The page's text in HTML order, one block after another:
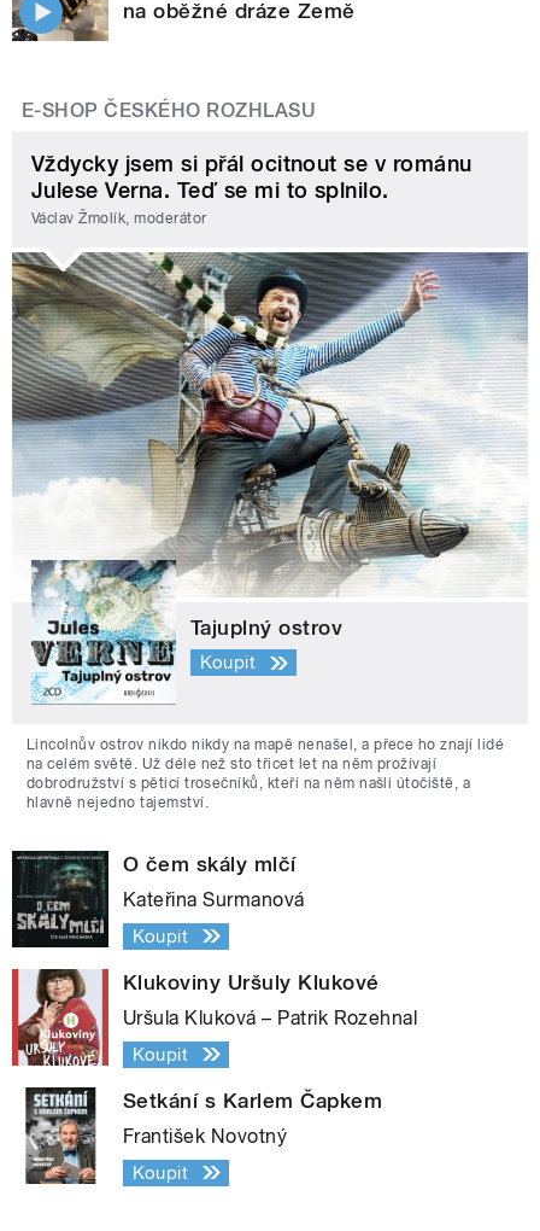
na oběžné dráze Země
E-SHOP ČESKÉHO ROZHLASU
Vždycky jsem si přál ocitnout se v románu
Julese Verna. Teď se mi to splnilo.
Václav Žmolík, moderátor
Tajuplný ostrov
Koupit
Lincolnův ostrov nikdo nikdy na mapě nenašel, a přece ho znají lidé
na celém světě. Už déle než sto třicet let na něm prožívají
dobrodružství s pěticí trosečníků, kteří na něm našli útočiště, a
hlavně nejedno tajemství.
O čem skály mlčí
Kateřina Surmanová
Koupit
Klukoviny Uršuly Klukové
Uršula Kluková – Patrik Rozehnal
Koupit
Setkání s Karlem Čapkem
František Novotný
Koupit